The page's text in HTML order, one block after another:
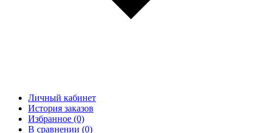
Личный кабинет
История заказов
Избранное (0)
В сравнении (0)